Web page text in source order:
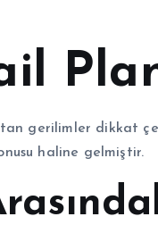
gerilimler dikkat
haline gelmiştir.